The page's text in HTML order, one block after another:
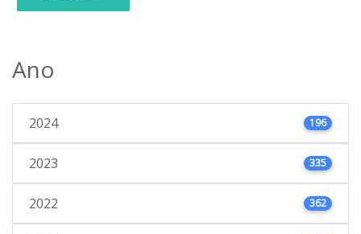
Ano
2024 196
2023 335
2022 362